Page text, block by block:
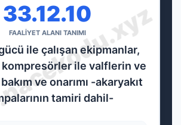
33.12.10
FAALİYET ALANI TANIMI
ile çalışan ekipmanlar,
kompresörler ile valflerin ve
ve onarımı -akaryakıt
tamiri dahil-